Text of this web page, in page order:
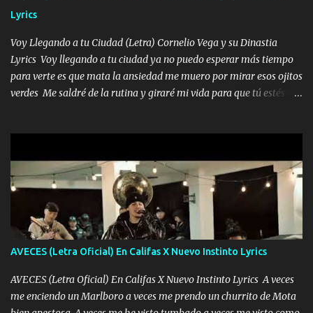
borracho me animo a decirte todo y puedo describirlo mucho que
me encantes Decirte que me siento muy feliz y emocionado por
tenerte aquí espero que quiera...
Lyrics
Voy Llegando a tu Ciudad (Letra) Cornelio Vega y su Dinastia
Lyrics Voy llegando a tu ciudad ya no puedo esperar más tiempo
para verte es que mata la ansiedad me muero por mirar esos ojitos
verdes Me saldré de la rutina y giraré mi vida para que tú estés en
solo yo tendre el candado 🔒 del amor ❤️ Música Mil y un besos
para dar ya estando en tu ciudad no habrá quien lo detenga si las
copas van de más vayamos a un lugar y cerremos las puertas
Entre alcohol y besos se va incrementado el Fuego en esa
habitación ya no mires más el reloj Única por donde vas me curas
tú mi mal moviendo tu silueta no hay otra que te sea igual te ves
tan especial por eso es que me tientas Aquí estoy no dejaré que se
te acerque nadie porque solo yo tendre el candado 🔒 del a...
AVECES (Letra Oficial) En Califas X Nuevo Instinto Lyrics
AVECES (Letra Oficial) En Califas X Nuevo Instinto Lyrics A veces
me enciendo un Marlboro a veces me prendo un churrito de Mota